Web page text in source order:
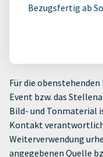
Bezugsfertig ab
Für die
Event bzw. das
Bild- und Tonmaterial
Kontakt
Weiterverwendung
angegebenen Quelle